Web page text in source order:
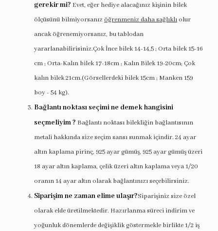
gerekir mi? Evet, eğer hediye alacağınız kişinin bilek
ölçüsünü bilmiyorsanız öğrenmeniz daha sağlıklı olur
ancak öğrenemiyorsanız, bu tablodan
yararlanabilirisiniz.Çok İnce bilek 14-14,5 ; Orta bilek 15-16
cm ; Orta-Kalın bilek 17-18cm ; Kalın Bilek 19-20cm; Çok
kalın bilek 21cm.(Görsellerdeki bilek 15cm ; Manken 159
boy - 54 kg).
Bağlantı noktası seçimi ne demek hangisini
seçmeliyim ? Bağlantı noktası bilekliğin bağlantısının
metali hakkında size seçim sansı sunmak içindir. 24 ayar
altın kaplama pirinç, 925 ayar gümüş, 925 ayar gümüş üzeri
18 ayar altın kaplama, çelik üzeri altın kaplama veya 1/20
oranın 14 ayar altın olarak bağlantınızı seçebilirsiniz.
Siparişim ne zaman elime ulaşır?Siparişiniz size özel
olarak elde üretilmektedir. Hazırlanma süreci indirim ve
yoğunluk dönemlerde değişiklik göstermekle birlikte 1/2 iş